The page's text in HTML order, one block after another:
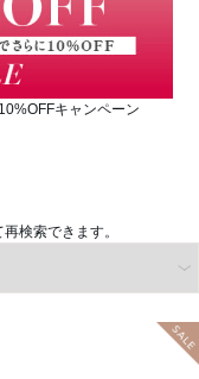
キャンペーン
検索できます。